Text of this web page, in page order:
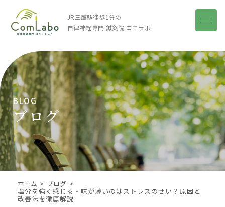
JR三鷹駅徒歩1分の
自律神経専門 鍼灸院 コモラボ
BLOG
ブログ
ホーム ブログ
塩分を強く感じる・味が薄いのはストレスのせい？原因と
改善法を徹底解説